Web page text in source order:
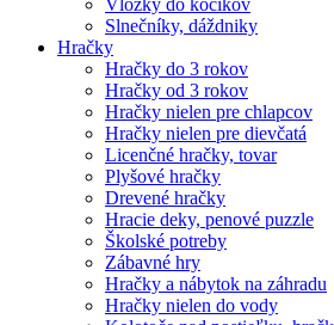
Slnečníky, dáždniky
Hračky
Hračky do 3 rokov
Hračky od 3 rokov
Hračky nielen pre chlapcov
Hračky nielen pre dievčatá
Licenčné hračky, tovar
Plyšové hračky
Drevené hračky
Hracie deky, penové puzzle
Školské potreby
Zábavné hry
Hračky a nábytok na záhradu
Hračky nielen do vody